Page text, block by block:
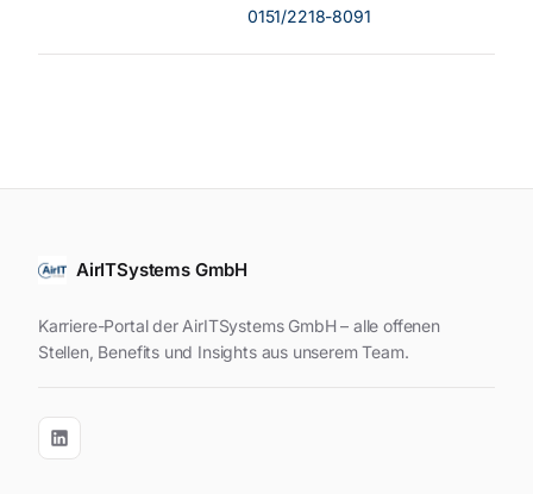
0151/2218-8091
AirITSystems GmbH
Karriere-Portal der AirITSystems GmbH – alle offenen
Stellen, Benefits und Insights aus unserem Team.